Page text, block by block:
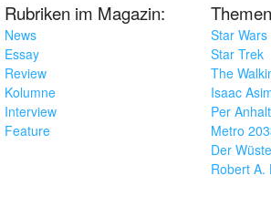
Rubriken im Magazin:
News
Essay
Review
Kolumne
Interview
Feature
Star Wars
Star Trek
The
Isaac
Per
Metro
Der
Robert A.